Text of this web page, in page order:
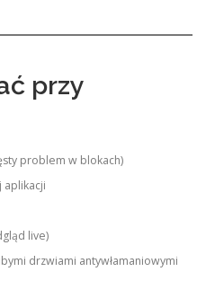
przy
problem w blokach)
live)
drzwiami antywłamaniowymi